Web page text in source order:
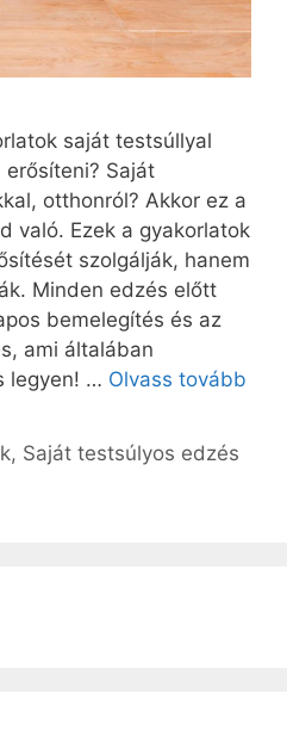
saját testsúllyal
Saját
otthonról? Akkor ez a
való. Ezek a gyakorlatok
szolgálják, hanem
Minden edzés előtt
bemelegítés és az
ami általában
legyen! … Olvass tovább
, Saját testsúlyos edzés